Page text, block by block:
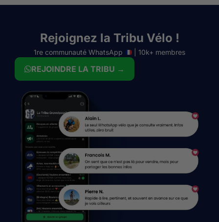
Rejoignez la Tribu Vélo !
1re communauté WhatsApp | 10k+ membres
REJOINDRE LA TRIBU →